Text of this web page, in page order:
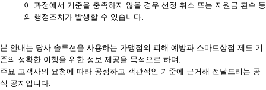
이 과정에서 기준을 충족하지 않을 경우 선정 취소 또는 지원금 환수 등
의 행정조치 가 발생할 수 있습니다.
본 안내는 당사 솔루션을 사용하는 가맹점의 피해 예방과 스마트상점 제도 기
준의 정확한 이행을 위한 정보 제공을 목적으로 하며,
주요 고객사의 요청에 따라 공정하고 객관적인 기준에 근거해 전달드리는 공
식 공지 입니다.